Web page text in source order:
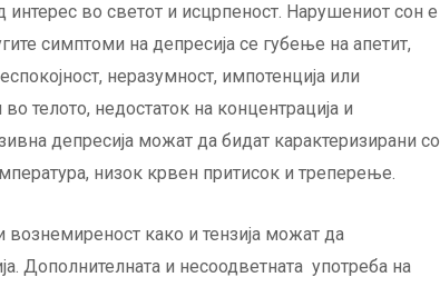
интерес во светот и исцрпеност. Нарушениот сон е
симптоми на депресија се губење на апетит,
неразумност, импотенција или
телото, недостаток на концентрација и
депресија можат да бидат карактеризирани со
низок крвен притисок и треперење.
како и тензија можат да
Дополнителната и несоодветната употреба на